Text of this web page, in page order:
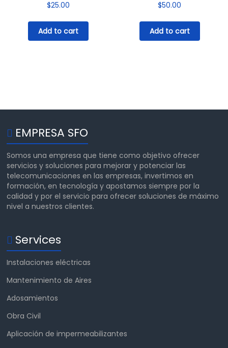
$25.00
Add to cart
$50.00
Add to cart
EMPRESA SFO
Somos una empresa que tiene como objetivo ofrecer
servicios y soluciones para mejorar y potenciar las
telecomunicaciones en las empresas, invertimos en
formación, en tecnología y apostamos siempre por la
calidad y por el servicio para ofrecer soluciones de máximo
nivel a nuestros clientes.
Services
Instalaciones eléctricas
Mantenimiento de Aires
Adosamientos
Obra Civil
Aplicación de impermeabilizantes